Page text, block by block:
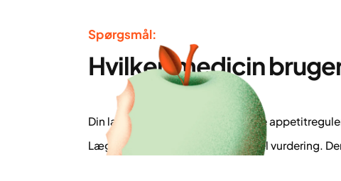
Spørgsmål:
Hvilken medicin
Din læge udskriver oftest moderne
Lægen foretager altid en individuel vurdering.